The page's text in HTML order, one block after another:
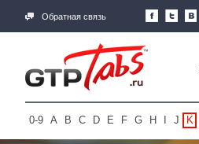
Обратная связь
0-9 A B C D E F G H J K